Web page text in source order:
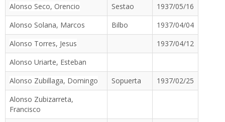
Alonso Seco, Orencio
Sestao
1937/05/16
Alonso Solana, Marcos
Bilbo
1937/04/04
Alonso Torres, Jesus
1937/04/12
Alonso Uriarte, Esteban
Alonso Zubillaga, Domingo
Sopuerta
1937/02/25
Alonso Zubizarreta,
Francisco